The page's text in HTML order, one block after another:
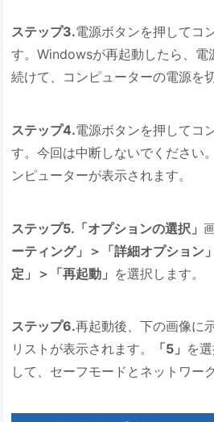
ステップ3.電源ボタンを押してコ
す。Windowsが再起動したら、電
続けて、コンピューターの電源を
ステップ4.電源ボタンを押してコ
す。今回は中断しないでください
ンピューターが表示されます。
ステップ5.「オプションの選択」
ーティング」＞「詳細オプション
定」＞「再起動」 を選択します。
ステップ6.再起動後、下の画像に
リストが表示されます。
「5」 を
して、セーフモードとネットワー